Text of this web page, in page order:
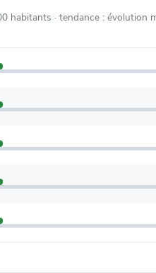
habitants · tendance : évolution